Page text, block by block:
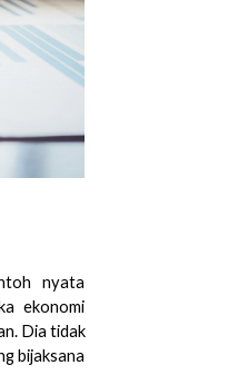
nyata
ekonomi
Dia tidak
bijaksana